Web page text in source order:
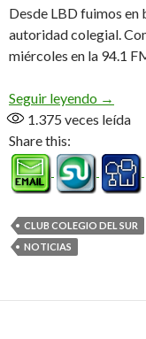
Desde LBD fuimos en
autoridad colegial.
miércoles en la 94.1
Seguir leyendo →
1.375 veces leída
Share this:
CLUB COLEGIO DEL SUR
NOTICIAS